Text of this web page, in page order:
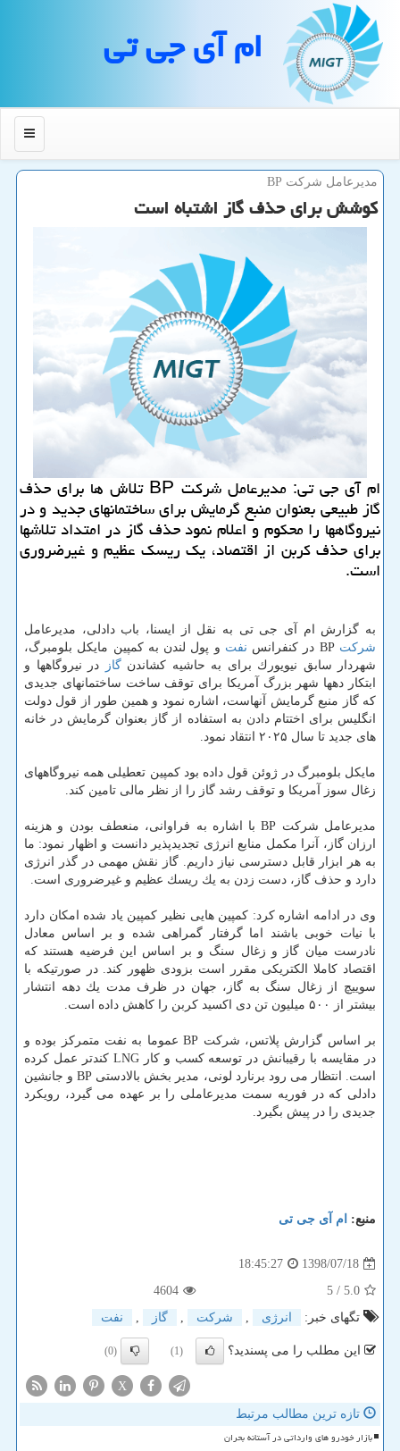
ام آی جی تی
منو
مدیرعامل شركت BP
كوشش برای حذف گاز اشتباه است
ام آی جی تی: مدیرعامل شركت BP تلاش ها برای حذف
گاز طبیعی بعنوان منبع گرمایش برای ساختمانهای جدید و در
نیروگاهها را محكوم و اعلام نمود حذف گاز در امتداد تلاشها
برای حذف كربن از اقتصاد، یك ریسك عظیم و غیرضروری
است.
به گزارش ام آی جی تی به نقل از ایسنا، باب دادلی، مدیرعامل
شركت BP در كنفرانس نفت و پول لندن به كمپین مایكل بلومبرگ،
شهردار سابق نیویورك برای به حاشیه كشاندنگاز
در نیروگاهها و
ابتكار دهها شهر بزرگ آمریكا برای توقف ساخت ساختمانهای جدیدی
كه گاز منبع گرمایش آنهاست، اشاره نمود و همین طور از قول دولت
انگلیس برای اختتام دادن به استفاده از گاز بعنوان گرمایش در خانه
های جدید تا سال ۲۰۲۵ انتقاد نمود.
مایكل بلومبرگ در ژوئن قول داده بود كمپین تعطیلی همه نیروگاههای
زغال سوز آمریكا و توقف رشد گاز را از نظر مالی تامین كند.
مدیرعامل شركت BP با اشاره به فراوانی، منعطف بودن و هزینه
ارزان گاز، آنرا مكمل منابع انرژی تجدیدپذیر دانست و اظهار نمود: ما
به هر ابزار قابل دسترسی نیاز داریم. گاز نقش مهمی در گذر انرژی
دارد و حذف گاز، دست زدن به یك ریسك عظیم و غیرضروری است.
وی در ادامه اشاره كرد: كمپین هایی نظیر كمپین یاد شده امكان دارد
با نیات خوبی باشند اما گرفتار گمراهی شده و بر اساس معادل
نادرست میان گاز و زغال سنگ و بر اساس این فرضیه هستند كه
اقتصاد كاملا الكتریكی مقرر است بزودی ظهور كند. در صورتیكه با
سوییچ از زغال سنگ به گاز، جهان در ظرف مدت یك دهه انتشار
بیشتر از ۵۰۰ میلیون تن دی اكسید كربن را كاهش داده است.
بر اساس گزارش پلاتس، شركت BP عموما به نفت متمركز بوده و
در مقایسه با رقیبانش در توسعه كسب و كار LNG كندتر عمل كرده
است. انتظار می رود برنارد لونی، مدیر بخش بالادستی BP و جانشین
دادلی كه در فوریه سمت مدیرعاملی را بر عهده می گیرد، رویكرد
جدیدی را در پیش بگیرد.
منبع: ام آی جی تی
1398/07/18
18:45:27
5.0
/ 5
4604
تگهای خبر:
انرژی , شركت , گاز , نفت
این مطلب را می پسندید؟ (1)
(0)
X
تازه ترین مطالب مرتبط
بازار خودرو های وارداتی در آستانه بحران